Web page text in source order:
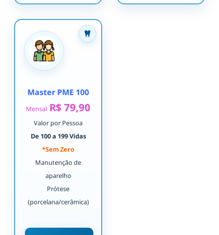
Master PME 100
Mensal R$ 79,90
Valor por Pessoa
De 100 a 199 Vidas
*Sem Zero
Manutenção de
aparelho
Prótese
(porcelana/cerâmica)